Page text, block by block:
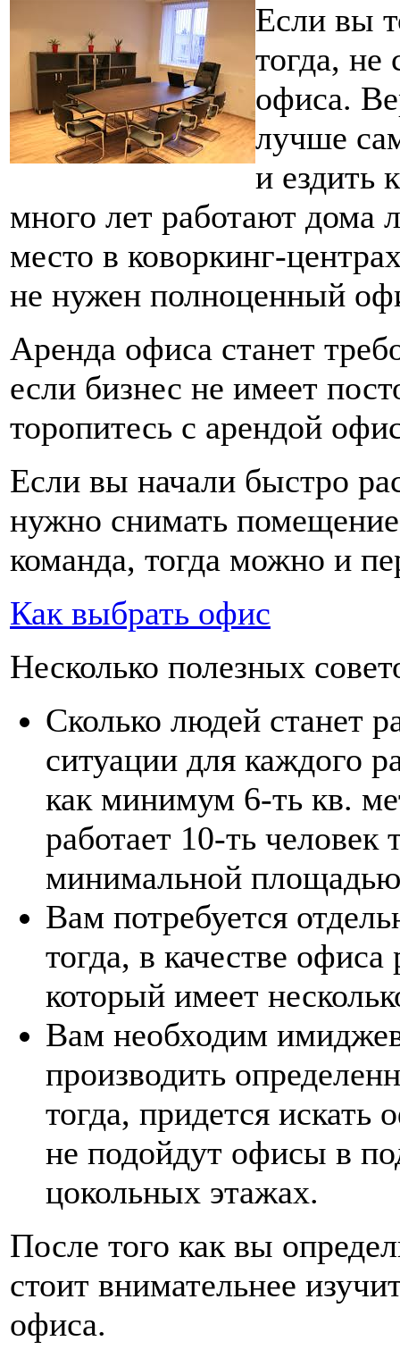
Если вы
тогда, не
офиса.
лучше
и ездить
много лет работают дома
место в коворкинг-
не нужен полноценный
Аренда офиса станет
если бизнес не имеет
торопитесь с арендой
Если вы начали быстро
нужно снимать
команда, тогда можно и
Как выбрать офис
Несколько полезных
Сколько людей станет
ситуации для каждого
как минимум 6-ть кв.
работает 10-ть
минимальной
Вам потребуется
тогда, в качестве
который имеет
Вам необходим
производить
тогда, придется искать
не подойдут офисы в
цокольных этажах.
После того как вы
стоит внимательнее
офиса.